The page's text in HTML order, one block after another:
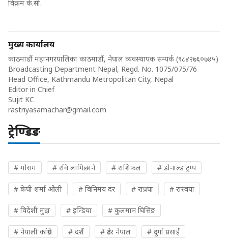
विक्रम के.सी.
मुख्य कार्यालय
काठमाडौं महानगरपालिका काठमाडौं, नेपाल व्यवस्थापक सम्पर्क (९८४२७६०७४५)
Broadcasting Department Nepal, Regd. No. 1075/075/76
Head Office, Kathmandu Metropolitan City, Nepal
Editor in Chief
Sujit KC
rastriyasamachar@gmail.com
ट्रेण्डिङ
# मौसम # रवि लामिछाने # राशिफल # डोनाल्ड ट्रम्प
# केपी शर्मा ओली # विनिमय दर # राप्रपा # रास्वपा
# विदेशी मुद्रा # इन्डिया # कुलमान घिसिङ
# नेपाली कांग्रेस # दशैं # ग्रेटर नेपाल # दुर्गा प्रसाईं